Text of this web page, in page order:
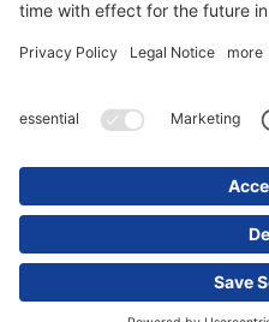
Конфиденциальность
Выходные данные /
© 2025 Schmitz Cargobull.